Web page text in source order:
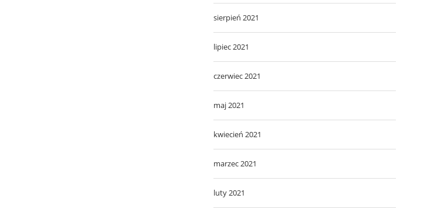
sierpień 2021
lipiec 2021
czerwiec 2021
maj 2021
kwiecień 2021
marzec 2021
luty 2021